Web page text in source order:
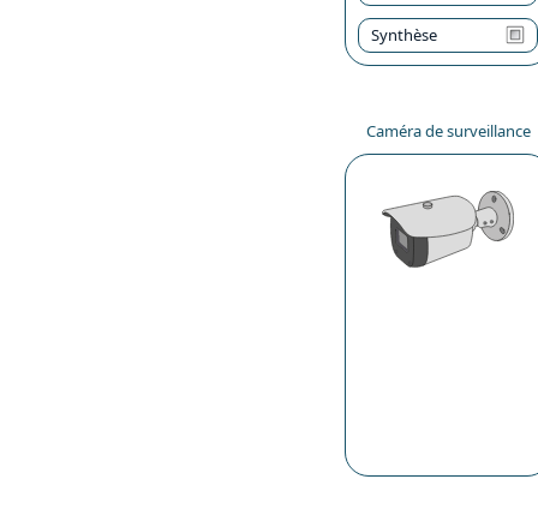
Synthèse
Caméra de surveillance